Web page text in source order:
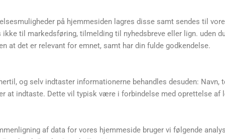
på hjemmesiden lagres disse samt sendes til
til markedsføring, tilmelding til nyhedsbreve eller lign. uden
at det er relevant for emnet, samt har din fulde godkendelse.
og selv indtaster informationerne behandles desuden: Navn,
at indtaste. Dette vil typisk være i forbindelse med oprettelse af
af data for vores hjemmeside bruger vi følgende